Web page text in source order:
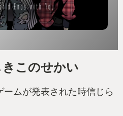
このせかい
ムが発表された時信じら